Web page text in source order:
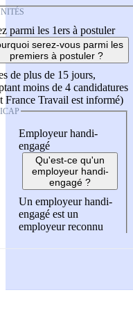
parmi les 1ers à postuler
serez-vous parmi les
premiers à postuler ?
de plus de 15 jours,
moins de 4 candidatures
France Travail est informé)
Employeur handi-
engagé
Qu'est-ce qu'un
employeur handi-
engagé ?
Un employeur handi-
engagé est un
employeur reconnu